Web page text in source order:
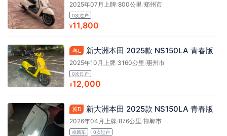
2025年07月上牌/800公里/郑州市
0次过户
¥11,800
粤L 新大洲本田 2025款 NS150LA 青春版
2025年10月上牌/3160公里/惠州市
0次过户
¥12,000
冀D 新大洲本田 2025款 NS150LA 青春版
2026年04月上牌/876公里/邯郸市
准新车 0次过户